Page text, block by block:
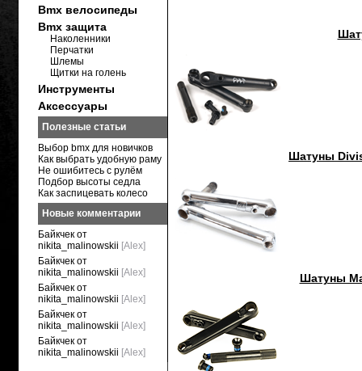
Шатуны
Шатуны
Bmx велосипеды
Bmx защита
Наколенники
Перчатки
Шлемы
Щитки на голень
Инструменты
Аксессуары
Полезные статьи
Выбор bmx для новичков
Как выбрать удобную раму
Не ошибитесь с рулём
Подбор высоты седла
Как заспицевать колесо
Новые комментарии
Байкчек от
nikita_malinowskii [Alex]
Байкчек от
nikita_malinowskii [Alex]
Байкчек от
nikita_malinowskii [Alex]
Байкчек от
nikita_malinowskii [Alex]
Байкчек от
nikita_malinowskii [Alex]